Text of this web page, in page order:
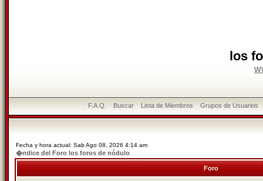
los
F.A.Q. Buscar Lista de Miembros Grupos de Usuarios
Fecha y hora actual: Sab Ago 08, 2026 4:14 am
�ndice del Foro los foros de nódulo
Foro